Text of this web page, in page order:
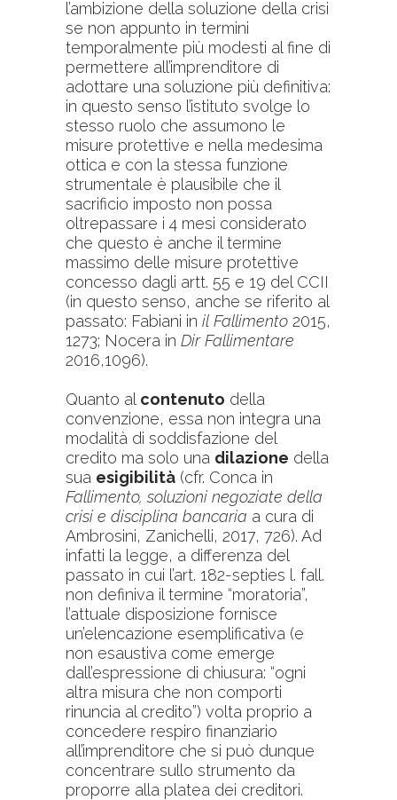
l’ambizione della soluzione della crisi
se non appunto in termini
temporalmente più modesti al fine di
permettere all’imprenditore di
adottare una soluzione più definitiva:
in questo senso l’istituto svolge lo
stesso ruolo che assumono le
misure protettive e nella medesima
ottica e con la stessa funzione
strumentale è plausibile che il
sacrificio imposto non possa
oltrepassare i 4 mesi considerato
che questo è anche il termine
massimo delle misure protettive
concesso dagli artt. 55 e 19 del CCII
(in questo senso, anche se riferito al
passato: Fabiani in il Fallimento 2015,
1273; Nocera in Dir Fallimentare
2016,1096).
Quanto al contenuto della
convenzione, essa non integra una
modalità di soddisfazione del
credito ma solo una dilazione della
sua esigibilità (cfr. Conca in
Fallimento, soluzioni negoziate della
crisi e disciplina bancaria a cura di
Ambrosini, Zanichelli, 2017, 726). Ad
infatti la legge, a differenza del
passato in cui l’art. 182-septies l. fall.
non definiva il termine “moratoria”,
l’attuale disposizione fornisce
un’elencazione esemplificativa (e
non esaustiva come emerge
dall’espressione di chiusura: “ogni
altra misura che non comporti
rinuncia al credito”) volta proprio a
concedere respiro finanziario
all’imprenditore che si può dunque
concentrare sullo strumento da
proporre alla platea dei creditori.